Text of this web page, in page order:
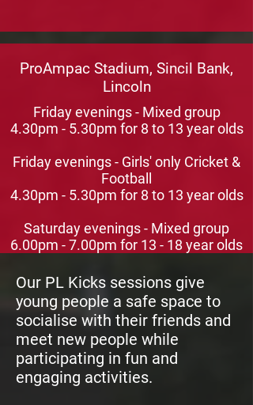
ProAmpac Stadium, Sincil Bank,
Lincoln
Friday evenings - Mixed group
4.30pm - 5.30pm for 8 to 13 year olds
Friday evenings - Girls' only Cricket &
Football
4.30pm - 5.30pm for 8 to 13 year olds
Saturday evenings - Mixed group
6.00pm - 7.00pm for 13 - 18 year olds
Our PL Kicks sessions give
young people a safe space to
socialise with their friends and
meet new people while
participating in fun and
engaging activities.